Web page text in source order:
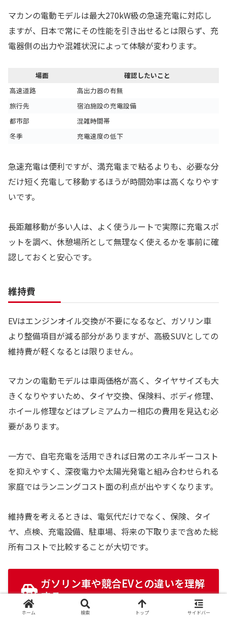
マカンの電動モデルは最大270kW級の急速充電に対応し
ますが、日本で常にその性能を引き出せるとは限らず、充
電器側の出力や混雑状況によって体験が変わります。
場面
確認したいこと
高速道路
高出力器の有無
旅行先
宿泊施設の充電設備
都市部
混雑時間帯
冬季
充電速度の低下
急速充電は便利ですが、満充電まで粘るよりも、必要な分
だけ短く充電して移動するほうが時間効率は高くなりやす
いです。
長距離移動が多い人は、よく使うルートで実際に充電スポ
ットを調べ、休憩場所として無理なく使えるかを事前に確
認しておくと安心です。
維持費
EVはエンジンオイル交換が不要になるなど、ガソリン車
より整備項目が減る部分がありますが、高級SUVとしての
維持費が軽くなるとは限りません。
マカンの電動モデルは車両価格が高く、タイヤサイズも大
きくなりやすいため、タイヤ交換、保険料、ボディ修理、
ホイール修理などはプレミアムカー相応の費用を見込む必
要があります。
一方で、自宅充電を活用できれば日常のエネルギーコスト
を抑えやすく、深夜電力や太陽光発電と組み合わせられる
家庭ではランニングコスト面の利点が出やすくなります。
維持費を考えるときは、電気代だけでなく、保険、タイ
ヤ、点検、充電設備、駐車場、将来の下取りまで含めた総
所有コストで比較することが大切です。
ガソリン車や競合EVとの違いを理解
する
ホーム 検索 トップ サイドバー